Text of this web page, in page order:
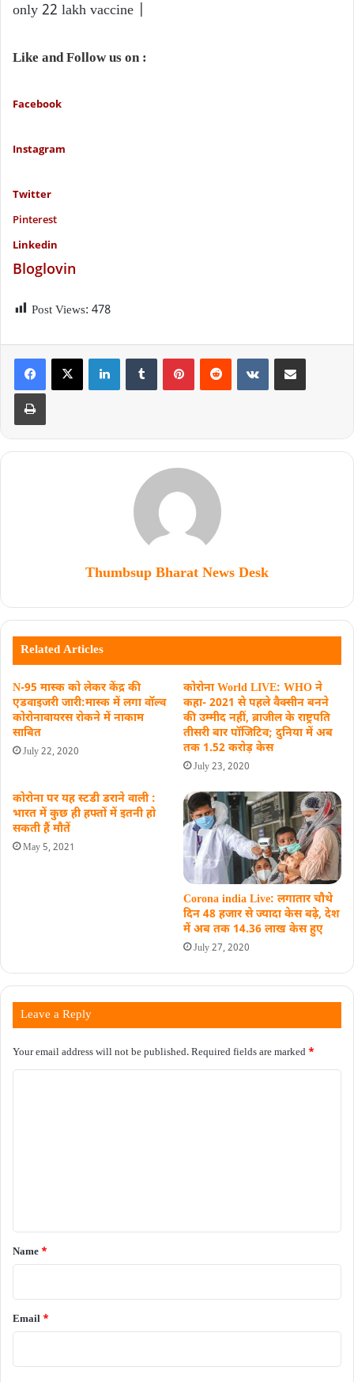
only 22 lakh vaccine |
Like and Follow us on :
Facebook
Instagram
Twitter
Pinterest
Linkedin
Bloglovin
Post Views: 478
Thumbsup Bharat News Desk
Related Articles
N-95 मास्क को लेकर केंद्र की
एडवाइजरी जारी:मास्क में लगा वॉल्व
कोरोनावायरस रोकने में नाकाम
साबित
July 22, 2020
कोरोना World LIVE: WHO ने
कहा- 2021 से पहले वैक्सीन बनने
की उम्मीद नहीं, ब्राजील के राष्ट्रपति
तीसरी बार पॉजिटिव; दुनिया में अब
तक 1.52 करोड़ केस
July 23, 2020
कोरोना पर यह स्टडी डराने वाली :
भारत में कुछ ही हफ्तों में इतनी हो
सकती हैं मौतें
May 5, 2021
Corona india Live: लगातार चौथे
दिन 48 हजार से ज्यादा केस बढ़े, देश
में अब तक 14.36 लाख केस हुए
July 27, 2020
Leave a Reply
Your email address will not be published.Required fields are marked *
*
Name *
Email *